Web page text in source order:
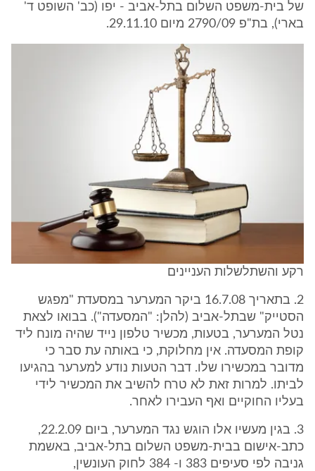
של בית-משפט השלום בתל-אביב - יפו (כב' השופט ד'
בארי), בת"פ 2790/09 מיום 29.11.10.
רקע והשתלשלות העניינים
2. בתאריך 16.7.08 ביקר המערער במסעדת "מפגש
הסטייק" שבתל-אביב (להלן: "המסעדה"). בבואו לצאת
נטל המערער, בטעות, מכשיר טלפון נייד שהיה מונח ליד
קופת המסעדה. אין מחלוקת, כי באותה עת סבר כי
מדובר במכשירו שלו. דבר הטעות נודע למערער בהגיעו
לביתו. למרות זאת לא טרח להשיב את המכשיר לידי
בעליו החוקיים ואף העבירו לאחר.
3. בגין מעשיו אלו הוגש נגד המערער, ביום 22.2.09,
כתב-אישום בבית-משפט השלום בתל-אביב, באשמת
גניבה לפי סעיפים 383 ו- 384 לחוק העונשין,